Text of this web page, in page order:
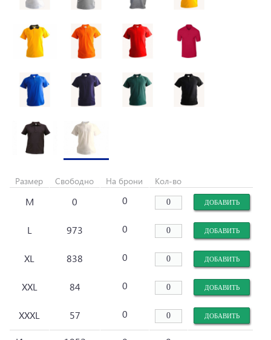
Размер Свободно На брони Кол-во
M 0 0
L 973 0
XL 838 0
XXL 84 0
XXXL 57 0